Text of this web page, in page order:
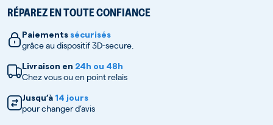
RÉPAREZ EN TOUTE CONFIANCE
Paiements sécurisés
grâce au dispositif 3D-secure.
Livraison en 24h ou 48h
Chez vous ou en point relais
Jusqu’à 14 jours
pour changer d’avis